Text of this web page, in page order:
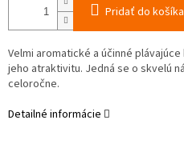
Pridať do košíka
Velmi aromatické a účinné
jeho atraktivitu. Jedná se o skvelú
celoročne.
Detailné informácie